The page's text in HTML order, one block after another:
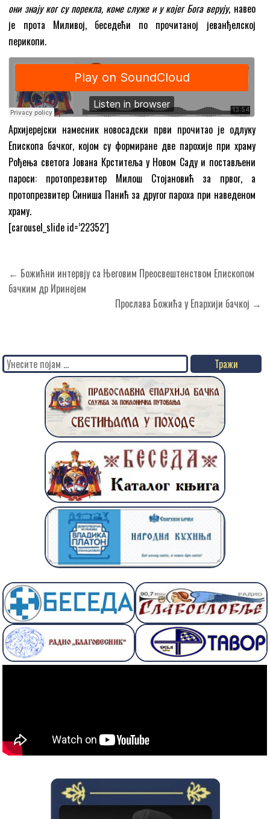
они знају ког су порекла, коме служе и у којег Бога верују, навео
је прота Миливој, беседећи по прочитаној јеванђелској
перикопи.
Архијерејски намесник новосадски први прочитао је одлуку
Епископа бачког, којом су формиране две парохије при храму
Рођења светога Јована Крститеља у Новом Саду и постављени
пароси: протопрезвитер Милош Стојановић за првог, а
протопрезвитер Синиша Панић за другог пароха при наведеном
храму.
[carousel_slide id=’22352′]
Кретање
чланка
← Божићни интервју са Његовим Преосвештенством Епископом
бачким др Иринејем
Прослава Божића у Епархији бачкој →
Search
for: